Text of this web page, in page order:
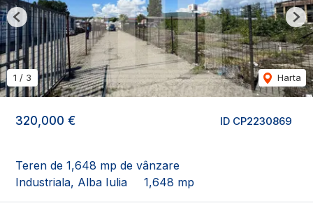
ID CP2230869
320,000 €
Teren de 1,648 mp de vânzare
Industriala, Alba Iulia
1,648 mp
1 / 3 Harta
Previous